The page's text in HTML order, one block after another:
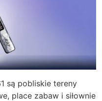
są pobliskie tereny
place zabaw i siłownie